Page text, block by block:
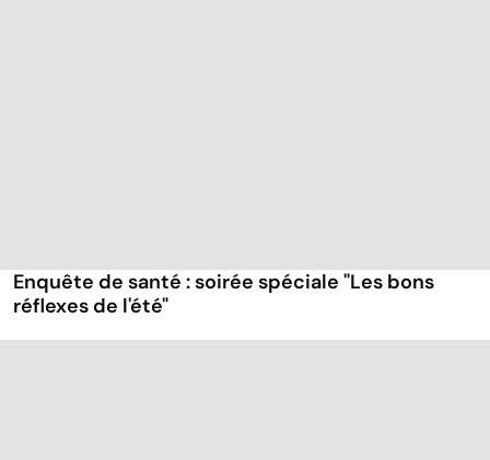
Enquête de santé : soirée spéciale "Les bons
réflexes de l'été"